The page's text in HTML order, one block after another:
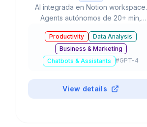
AI integrada en Notion workspace.
Agents autónomos de 20+ min,
4.1, o3), Enterprise Search, 100M+
usuarios, $10-12B valuation.
Productivity
Data Analysis
Business & Marketing
Chatbots & Assistants
#GPT-4
View details